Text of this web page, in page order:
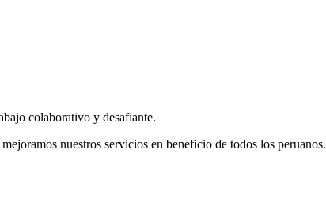
colaborativo y desafiante.
nuestros servicios en beneficio de todos los peruanos.